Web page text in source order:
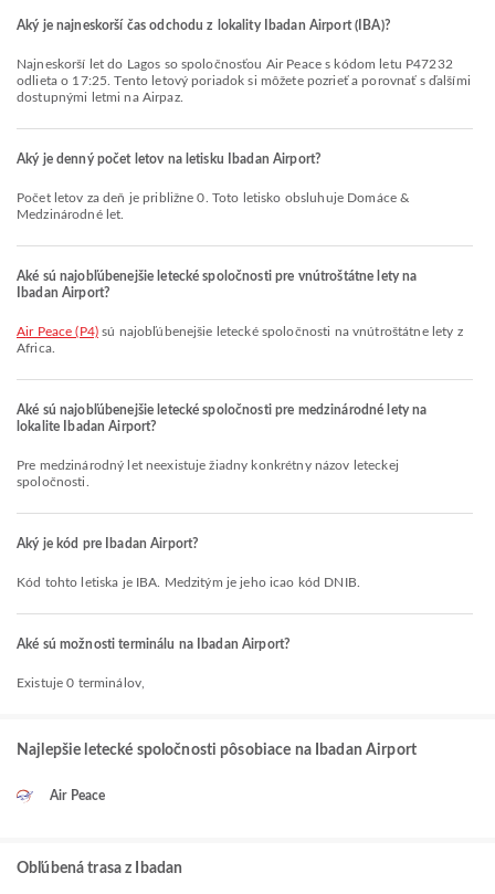
Aký je najneskorší čas odchodu z lokality Ibadan Airport (IBA)?
Najneskorší let do Lagos so spoločnosťou Air Peace s kódom letu P47232
odlieta o 17:25. Tento letový poriadok si môžete pozrieť a porovnať s ďalšími
dostupnými letmi na Airpaz.
Aký je denný počet letov na letisku Ibadan Airport?
Počet letov za deň je približne 0. Toto letisko obsluhuje Domáce &
Medzinárodné let.
Aké sú najobľúbenejšie letecké spoločnosti pre vnútroštátne lety na
Ibadan Airport?
Air Peace (P4)sú najobľúbenejšie letecké spoločnosti na vnútroštátne lety z
Africa.
Aké sú najobľúbenejšie letecké spoločnosti pre medzinárodné lety na
lokalite Ibadan Airport?
Pre medzinárodný let neexistuje žiadny konkrétny názov leteckej
spoločnosti.
Aký je kód pre Ibadan Airport?
Kód tohto letiska je IBA. Medzitým je jeho icao kód DNIB.
Aké sú možnosti terminálu na Ibadan Airport?
Existuje 0 terminálov,
Najlepšie letecké spoločnosti pôsobiace na Ibadan Airport
Air Peace
Obľúbená trasa z Ibadan